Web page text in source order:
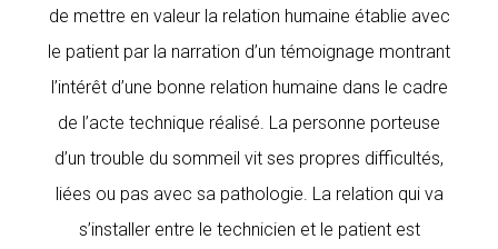
de mettre en valeur la relation humaine établie avec
le patient par la narration d’un témoignage montrant
l’intérêt d’une bonne relation humaine dans le cadre
de l’acte technique réalisé. La personne porteuse
d’un trouble du sommeil vit ses propres difficultés,
liées ou pas avec sa pathologie. La relation qui va
s’installer entre le technicien et le patient est